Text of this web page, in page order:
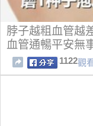
脖子越粗血管越
血管通暢平安無
1122觀